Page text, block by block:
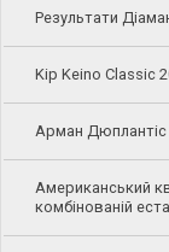
Результати
Kip Keino Classic
Арман Дюплантіс
Американський
комбінованій